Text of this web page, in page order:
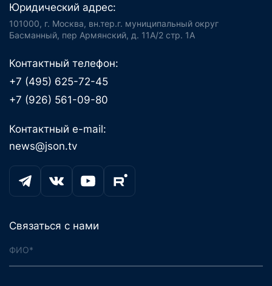
Юридический адрес:
101000, г. Москва, вн.тер.г. муниципальный округ
Басманный, пер Армянский, д. 11А/2 стр. 1А
Контактный телефон:
+7 (495) 625-72-45
+7 (926) 561-09-80
Контактный e-mail:
news@json.tv
Связаться с нами